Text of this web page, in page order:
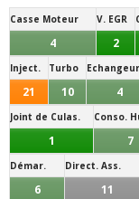
Casse Moteur V. EGR
4 2
Inject. Turbo Echangeur
21 10 4
Joint de Culas. Conso.
1 7
Démar. Direct. Ass.
6 11